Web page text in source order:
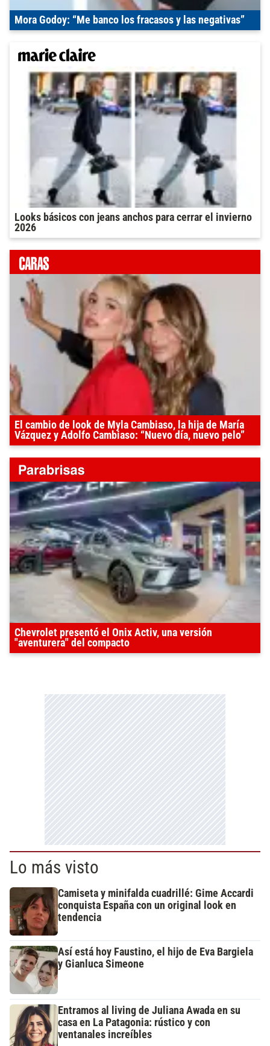
Mora Godoy: “Me banco los fracasos y las negativas”
Looks básicos con jeans anchos para cerrar el invierno
2026
El cambio de look de Myla Cambiaso, la hija de María
Vázquez y Adolfo Cambiaso: “Nuevo día, nuevo pelo”
Chevrolet presentó el Onix Activ, una versión
"aventurera" del compacto
Lo más visto
Camiseta y minifalda cuadrillé: Gime Accardi
conquista España con un original look en
tendencia
Así está hoy Faustino, el hijo de Eva Bargiela
y Gianluca Simeone
Entramos al living de Juliana Awada en su
casa en La Patagonia: rústico y con
ventanales increíbles